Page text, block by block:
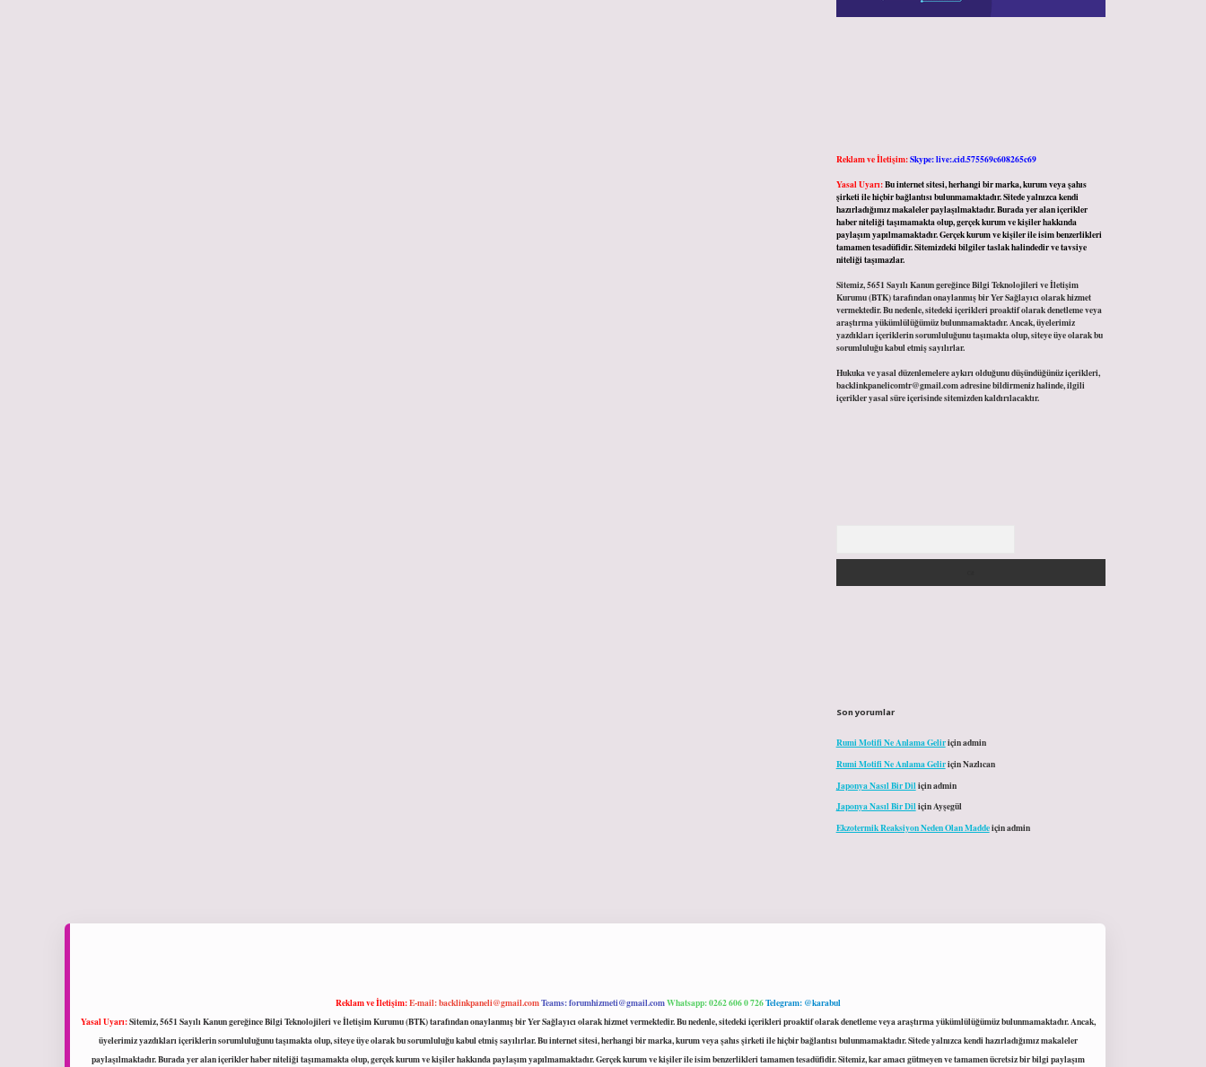
Reklam ve İletişim:Skype: live:.cid.575569c608265c69
Yasal Uyarı:Bu internet sitesi, herhangi bir marka, kurum veya şahıs
şirketi ile hiçbir bağlantısı bulunmamaktadır. Sitede yalnızca kendi
hazırladığımız makaleler paylaşılmaktadır. Burada yer alan içerikler
haber niteliği taşımamakta olup, gerçek kurum ve kişiler hakkında
paylaşım yapılmamaktadır. Gerçek kurum ve kişiler ile isim benzerlikleri
tamamen tesadüfidir. Sitemizdeki bilgiler taslak halindedir ve tavsiye
niteliği taşımazlar.
Sitemiz, 5651 Sayılı Kanun gereğince Bilgi Teknolojileri ve İletişim
Kurumu (BTK) tarafından onaylanmış bir Yer Sağlayıcı olarak hizmet
vermektedir. Bu nedenle, sitedeki içerikleri proaktif olarak denetleme veya
araştırma yükümlülüğümüz bulunmamaktadır. Ancak, üyelerimiz
yazdıkları içeriklerin sorumluluğunu taşımakta olup, siteye üye olarak bu
sorumluluğu kabul etmiş sayılırlar.
Hukuka ve yasal düzenlemelere aykırı olduğunu düşündüğünüz içerikleri,
backlinkpanelicomtr@gmail.comadresine bildirmeniz halinde, ilgili
içerikler yasal süre içerisinde sitemizden kaldırılacaktır.
Son yorumlar
Rumi Motifi Ne Anlama Geliriçinadmin
Rumi Motifi Ne Anlama GeliriçinNazlıcan
Japonya Nasıl Bir Dil içinadmin
Japonya Nasıl Bir DiliçinAyşegül
Ekzotermik Reaksiyon Neden Olan Maddeiçinadmin
Reklam ve İletişim:E-mail:backlinkpaneli@gmail.comTeams:forumhizmeti@gmail.comWhatsapp: 0262 606 0 726Telegram: @karabul
Yasal Uyarı:Sitemiz, 5651 Sayılı Kanun gereğince Bilgi Teknolojileri ve İletişim Kurumu (BTK) tarafından onaylanmış bir Yer Sağlayıcı olarak hizmet vermektedir. Bu nedenle, sitedeki içerikleri proaktif olarak denetleme veya araştırma yükümlülüğümüz bulunmamaktadır. Ancak,
üyelerimiz yazdıkları içeriklerin sorumluluğunu taşımakta olup, siteye üye olarak bu sorumluluğu kabul etmiş sayılırlar. Bu internet sitesi, herhangi bir marka, kurum veya şahıs şirketi ile hiçbir bağlantısı bulunmamaktadır. Sitede yalnızca kendi hazırladığımız makaleler
paylaşılmaktadır. Burada yer alan içerikler haber niteliği taşımamakta olup, gerçek kurum ve kişiler hakkında paylaşım yapılmamaktadır. Gerçek kurum ve kişiler ile isim benzerlikleri tamamen tesadüfidir. Sitemiz, kar amacı gütmeyen ve tamamen ücretsiz bir bilgi paylaşım